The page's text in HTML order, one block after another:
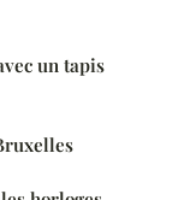
un tapis